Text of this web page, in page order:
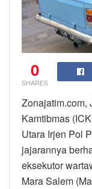
0
SHARES
Zonajatim.com,
Kamtibmas
Utara Irjen Pol
jajarannya
eksekutor
Mara Salem